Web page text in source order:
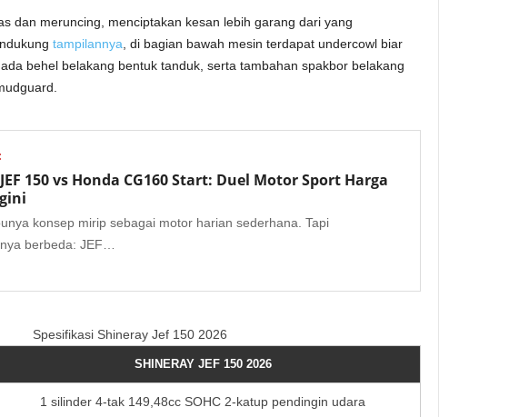
dan meruncing, menciptakan kesan lebih garang dari yang
tampilannya , di bagian bawah mesin terdapat undercowl biar
behel belakang bentuk tanduk, serta tambahan spakbor belakang
150 vs Honda CG160 Start: Duel Motor Sport Harga
konsep mirip sebagai motor harian sederhana. Tapi
berbeda: JEF…
Spesifikasi Shineray Jef 150 2026
SHINERAY JEF 150 2026
1 silinder 4-tak 149,48cc SOHC 2-katup pendingin udara